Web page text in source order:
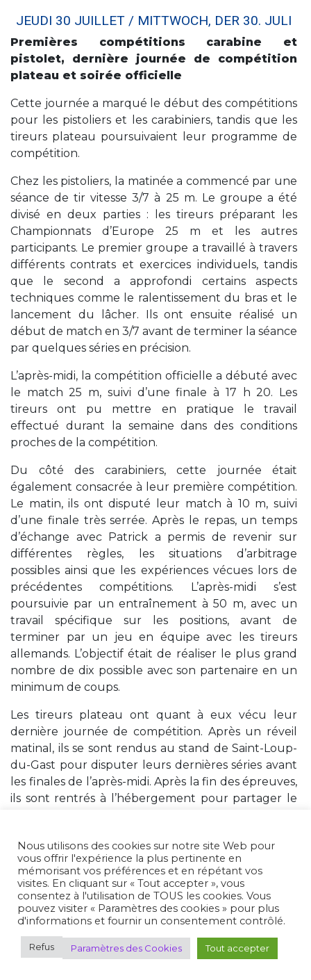
JEUDI 30 JUILLET / MITTWOCH, DER 30. JULI
Premières compétitions carabine et
pistolet, dernière journée de compétition
plateau et soirée officielle
Cette journée a marqué le début des compétitions
pour les pistoliers et les carabiniers, tandis que les
tireurs plateau poursuivaient leur programme de
compétition.
Chez les pistoliers, la matinée a commencé par une
séance de tir vitesse 3/7 à 25 m. Le groupe a été
divisé en deux parties : les tireurs préparant les
Championnats d’Europe 25 m et les autres
participants. Le premier groupe a travaillé à travers
différents contrats et exercices individuels, tandis
que le second a approfondi certains aspects
techniques comme le ralentissement du bras et le
lancement du lâcher. Ils ont ensuite réalisé un
début de match en 3/7 avant de terminer la séance
par quelques séries en précision.
L’après-midi, la compétition officielle a débuté avec
le match 25 m, suivi d’une finale à 17 h 20. Les
tireurs ont pu mettre en pratique le travail
effectué durant la semaine dans des conditions
proches de la compétition.
Du côté des carabiniers, cette journée était
également consacrée à leur première compétition.
Le matin, ils ont disputé leur match à 10 m, suivi
d’une finale très serrée. Après le repas, un temps
d’échange avec Patrick a permis de revenir sur
différentes règles, les situations d’arbitrage
possibles ainsi que les expériences vécues lors de
précédentes compétitions. L’après-midi s’est
poursuivie par un entraînement à 50 m, avec un
travail spécifique sur les positions, avant de
terminer par un jeu en équipe avec les tireurs
allemands. L’objectif était de réaliser le plus grand
nombre de dix possible avec son partenaire en un
minimum de coups.
Les tireurs plateau ont quant à eux vécu leur
dernière journée de compétition. Après un réveil
matinal, ils se sont rendus au stand de Saint-Loup-
du-Gast pour disputer leurs dernières séries avant
les finales de l’après-midi. Après la fin des épreuves,
ils sont rentrés à l’hébergement pour partager le
Le soir, tous les participants se sont retrouvés lors
du dîner officiel en présence des bénévoles et des
représentants des clubs ayant contribué à
l’organisation de la compétition. Les médailles des
différentes disciplines (fosse, skeet, carabine 10 m et
pistolet 10 m) ont été remises, avant un échange de
cadeaux entre les délégations française et
allemande.
Nous utilisons des cookies sur notre site Web pour
vous offrir l'expérience la plus pertinente en
mémorisant vos préférences et en répétant vos
visites. En cliquant sur « Tout accepter », vous
consentez à l'utilisation de TOUS les cookies. Vous
pouvez visiter « Paramètres des cookies » pour plus
d'informations et fournir un consentement contrôlé.
Refus Paramètres des Cookies Tout accepter